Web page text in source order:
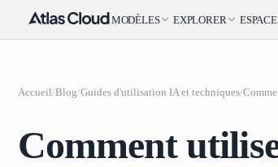
MODÈLES EXPLORER
Accueil/Blog/Guides d'utilisation IA et techniques/
Comment